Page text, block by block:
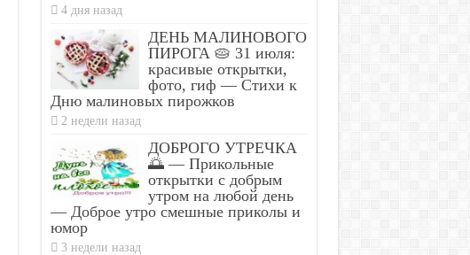
Gynecologist in Columbus:
Bladder Leakage After 50 Comes
Down to 1 Thing (Stop Doing This)
4 дня назад
ДЕНЬ МАЛИНОВОГО
ПИРОГА 🥧 31 июля:
красивые открытки,
фото, гиф — Стихи к
Дню малиновых пирожков
2 недели назад
ДОБРОГО УТРЕЧКА
🌅 — Прикольные
открытки с добрым
утром на любой день
— Доброе утро смешные приколы и
юмор
3 недели назад